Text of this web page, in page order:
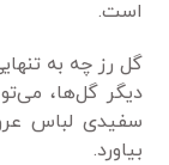
است.
گل رز چه به
دیگر گل‌ها،
سفیدی لباس
بیاورد.